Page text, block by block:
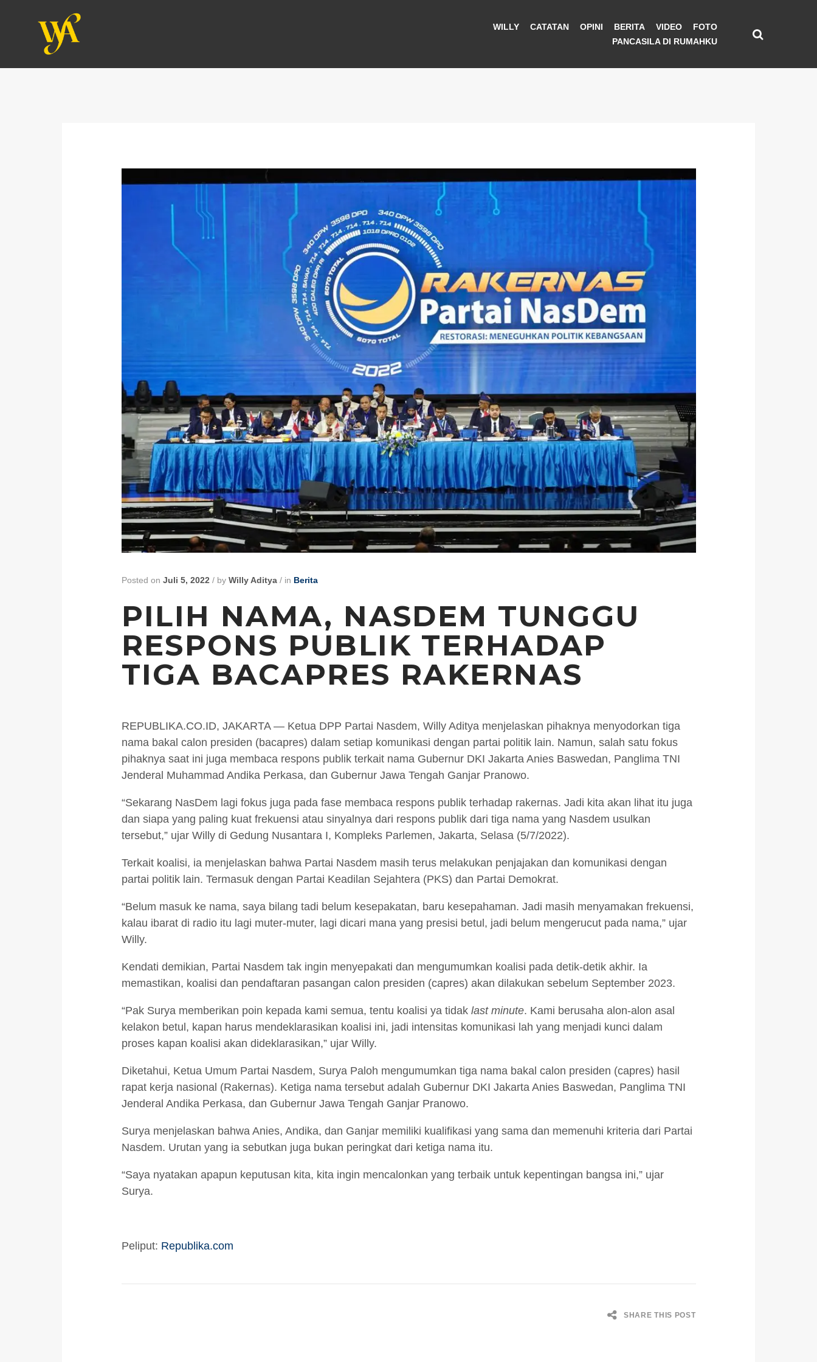
WILLY CATATAN OPINI BERITA VIDEO
FOTO
PANCASILA DI RUMAHKU
Posted on Juli 5, 2022 /by Willy Aditya / in Berita
PILIH NAMA, NASDEM TUNGGU
RESPONS PUBLIK TERHADAP
TIGA BACAPRES RAKERNAS
REPUBLIKA.CO.ID, JAKARTA — Ketua DPP Partai Nasdem, Willy Aditya menjelaskan pihaknya menyodorkan tiga
nama bakal calon presiden (bacapres) dalam setiap komunikasi dengan partai politik lain. Namun, salah satu fokus
pihaknya saat ini juga membaca respons publik terkait nama Gubernur DKI Jakarta Anies Baswedan, Panglima TNI
Jenderal Muhammad Andika Perkasa, dan Gubernur Jawa Tengah Ganjar Pranowo.
“Sekarang NasDem lagi fokus juga pada fase membaca respons publik terhadap rakernas. Jadi kita akan lihat itu juga
dan siapa yang paling kuat frekuensi atau sinyalnya dari respons publik dari tiga nama yang Nasdem usulkan
tersebut,” ujar Willy di Gedung Nusantara I, Kompleks Parlemen, Jakarta, Selasa (5/7/2022).
Terkait koalisi, ia menjelaskan bahwa Partai Nasdem masih terus melakukan penjajakan dan komunikasi dengan
partai politik lain. Termasuk dengan Partai Keadilan Sejahtera (PKS) dan Partai Demokrat.
“Belum masuk ke nama, saya bilang tadi belum kesepakatan, baru kesepahaman. Jadi masih menyamakan frekuensi,
kalau ibarat di radio itu lagi muter-muter, lagi dicari mana yang presisi betul, jadi belum mengerucut pada nama,” ujar
Willy.
Kendati demikian, Partai Nasdem tak ingin menyepakati dan mengumumkan koalisi pada detik-detik akhir. Ia
memastikan, koalisi dan pendaftaran pasangan calon presiden (capres) akan dilakukan sebelum September 2023.
“Pak Surya memberikan poin kepada kami semua, tentu koalisi ya tidak last minute. Kami berusaha alon-alon asal
kelakon betul, kapan harus mendeklarasikan koalisi ini, jadi intensitas komunikasi lah yang menjadi kunci dalam
proses kapan koalisi akan dideklarasikan,” ujar Willy.
Diketahui, Ketua Umum Partai Nasdem, Surya Paloh mengumumkan tiga nama bakal calon presiden (capres) hasil
rapat kerja nasional (Rakernas). Ketiga nama tersebut adalah Gubernur DKI Jakarta Anies Baswedan, Panglima TNI
Jenderal Andika Perkasa, dan Gubernur Jawa Tengah Ganjar Pranowo.
Surya menjelaskan bahwa Anies, Andika, dan Ganjar memiliki kualifikasi yang sama dan memenuhi kriteria dari Partai
Nasdem. Urutan yang ia sebutkan juga bukan peringkat dari ketiga nama itu.
“Saya nyatakan apapun keputusan kita, kita ingin mencalonkan yang terbaik untuk kepentingan bangsa ini,” ujar
Surya.
Peliput: Republika.com
SHARE THIS POST